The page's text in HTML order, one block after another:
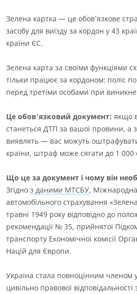
Зелена картка — це обов’язкове
засобу для виїзду за кордон у 43
країни ЄС.
Зелена карта за своїми функціями
тільки працює за кордоном: поліс
перед третіми особами при
Це обов’язковий документ: якщо
станеться ДТП за вашої провини, а
виявлять — вас можуть
країни, штраф може сягати до 1 000
Що це за документ і чому він
Згідно з даними МТСБУ,
автомобільного страхування
травні 1949 року відповідно до
рекомендації № 35, прийнятої
транспорту Економічної комісії
Націй для Європи.
Україна стала повноцінним членом
цивільно правової